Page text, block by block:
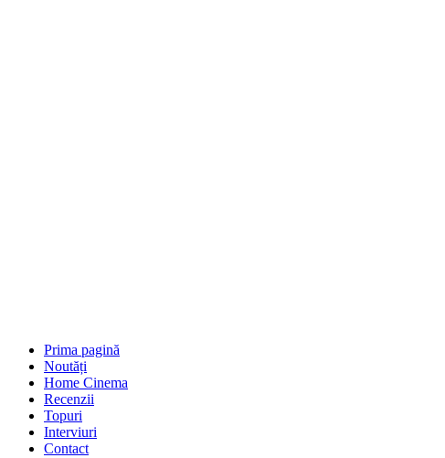
Prima pagină
Noutăți
Home Cinema
Recenzii
Topuri
Interviuri
Contact